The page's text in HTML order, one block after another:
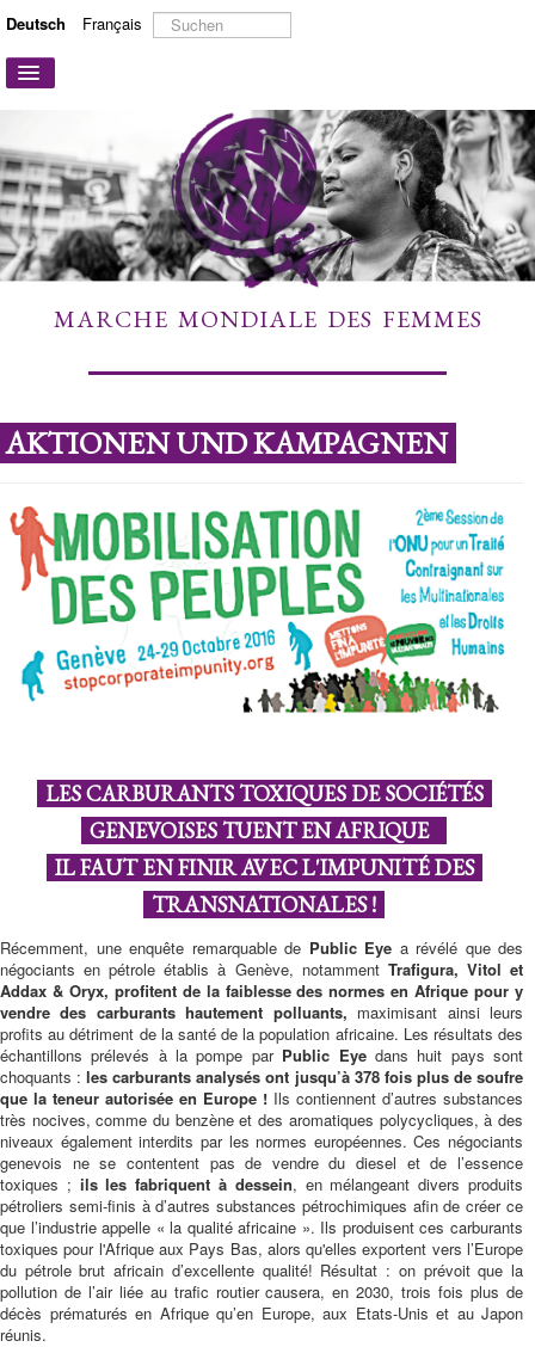
Deutsch Français
Suchen
...
Navigation
ÜBER UNS
AKTIONEN UND KAMPAGNEN
MITMACHEN
MEHR ERFAHREN
MARCHE MONDIALE DES FEMMES
AKTIONEN UND KAMPAGNEN
LES CARBURANTS TOXIQUES DE SOCIÉTÉS
GENEVOISES TUENT EN AFRIQUE
IL FAUT EN FINIR AVEC L'IMPUNITÉ DES
TRANSNATIONALES !
Récemment, une enquête remarquable de Public Eye a révélé que des
négociants en pétrole établis à Genève, notamment Trafigura, Vitol et
Addax & Oryx, profitent de la faiblesse des normes en Afrique pour y
vendre des carburants hautement polluants, maximisant ainsi leurs
profits au détriment de la santé de la population africaine. Les résultats des
échantillons prélevés à la pompe par Public Eyedans huit pays sont
choquants :les carburants analysés ont jusqu’à 378 fois plus de soufre
que la teneur autorisée en Europe ! Ils contiennent d’autres substances
très nocives, comme du benzène et des aromatiques polycycliques, à des
niveaux également interdits par les normes européennes. Ces négociants
genevois ne se contentent pas de vendre du diesel et de l’essence
toxiques ; ils les fabriquent à dessein, en mélangeant divers produits
pétroliers semi-finis à d’autres substances pétrochimiques afin de créer ce
que l’industrie appelle « la qualité africaine ». Ils produisent ces carburants
toxiques pour l'Afrique aux Pays Bas, alors qu'elles exportent vers l’Europe
du pétrole brut africain d’excellente qualité! Résultat : on prévoit que la
pollution de l’air liée au trafic routier causera, en 2030, trois fois plus de
décès prématurés en Afrique qu’en Europe, aux Etats-Unis et au Japon
réunis.